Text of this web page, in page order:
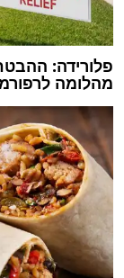
פלורידה:
מהלומה